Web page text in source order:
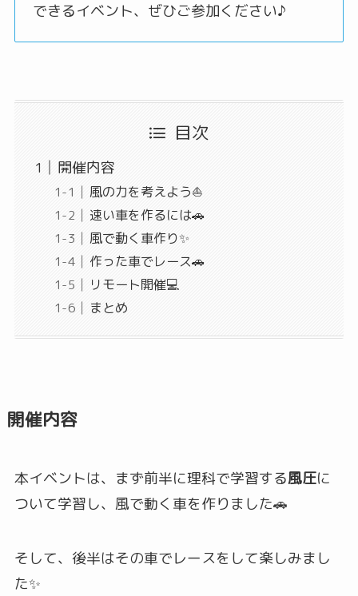
できるイベント、ぜひご参加ください♪
目次
開催内容
風の力を考えよう⛵
速い車を作るには🚗
風で動く車作り✨
作った車でレース🚗
リモート開催💻
まとめ
開催内容
本イベントは、まず前半に理科で学習する風圧に
ついて学習し、風で動く車を作りました🚗
そして、後半はその車でレースをして楽しみまし
た✨